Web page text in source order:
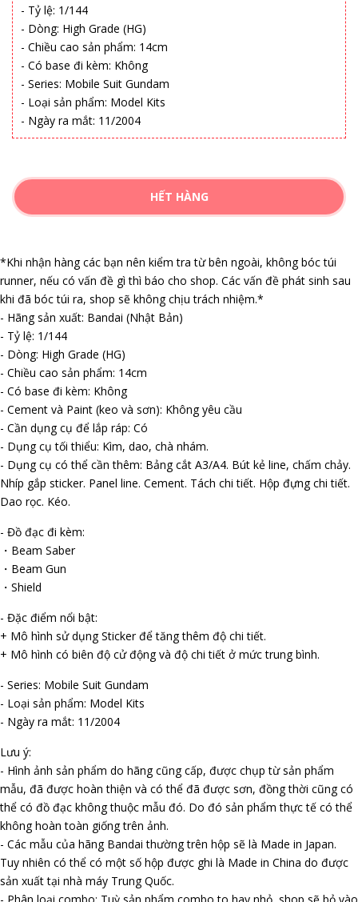
- Tỷ lệ: 1/144
- Dòng: High Grade (HG)
- Chiều cao sản phẩm: 14cm
- Có base đi kèm: Không
- Series: Mobile Suit Gundam
- Loại sản phẩm: Model Kits
- Ngày ra mắt: 11/2004
HẾT HÀNG
*Khi nhận hàng các bạn nên kiểm tra từ bên ngoài, không bóc túi
runner, nếu có vấn đề gì thì báo cho shop. Các vấn đề phát sinh sau
khi đã bóc túi ra, shop sẽ không chịu trách nhiệm.*
- Hãng sản xuất: Bandai (Nhật Bản)
- Tỷ lệ: 1/144
- Dòng: High Grade (HG)
- Chiều cao sản phẩm: 14cm
- Có base đi kèm: Không
- Cement và Paint (keo và sơn): Không yêu cầu
- Cần dụng cụ để lắp ráp: Có
- Dụng cụ tối thiểu: Kìm, dao, chà nhám.
- Dụng cụ có thể cần thêm: Bảng cắt A3/A4. Bút kẻ line, chấm chảy.
Nhíp gắp sticker. Panel line. Cement. Tách chi tiết. Hộp đựng chi tiết.
Dao rọc. Kéo.
- Đồ đạc đi kèm:
・Beam Saber
・Beam Gun
・Shield
- Đặc điểm nổi bật:
+ Mô hình sử dụng Sticker để tăng thêm độ chi tiết.
+ Mô hình có biên độ cử động và độ chi tiết ở mức trung bình.
- Series: Mobile Suit Gundam
- Loại sản phẩm: Model Kits
- Ngày ra mắt: 11/2004
Lưu ý:
- Hình ảnh sản phẩm do hãng cũng cấp, được chụp từ sản phẩm
mẫu, đã được hoàn thiện và có thể đã được sơn, đồng thời cũng có
thể có đồ đạc không thuộc mẫu đó. Do đó sản phẩm thực tế có thể
không hoàn toàn giống trên ảnh.
- Các mẫu của hãng Bandai thường trên hộp sẽ là Made in Japan.
Tuy nhiên có thể có một số hộp được ghi là Made in China do được
sản xuất tại nhà máy Trung Quốc.